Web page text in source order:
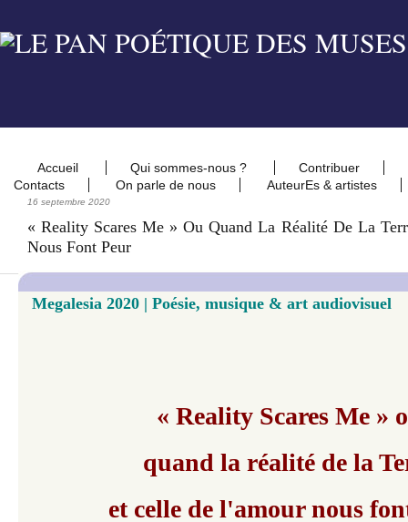
Accueil Qui sommes-nous ?
Contribuer
Contacts
On parle de nous AuteurEs & artistes
16 septembre 2020
« Reality Scares Me » Ou Quand La Réalité De La
Nous Font Peur
Megalesia 2020 | Poésie, musique & art audiovisuel
« Reality Scares Me »
quand la réalité de la
et celle de l'amour nous